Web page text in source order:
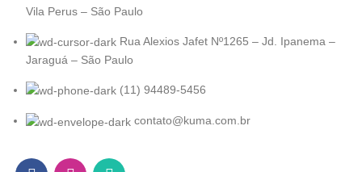
Vila Perus – São Paulo
Rua Alexios Jafet Nº1265 – Jd. Ipanema –
Jaraguá – São Paulo
(11) 94489-5456
contato@kuma.com.br